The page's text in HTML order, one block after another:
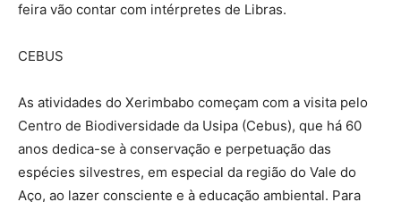
feira vão contar com intérpretes de Libras.
CEBUS
As atividades do Xerimbabo começam com a visita pelo
Centro de Biodiversidade da Usipa (Cebus), que há 60
anos dedica-se à conservação e perpetuação das
espécies silvestres, em especial da região do Vale do
Aço, ao lazer consciente e à educação ambiental. Para